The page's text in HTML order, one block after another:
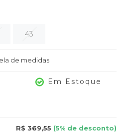
43
de medidas
Em Estoque
R$ 369,55 (5% de desconto)